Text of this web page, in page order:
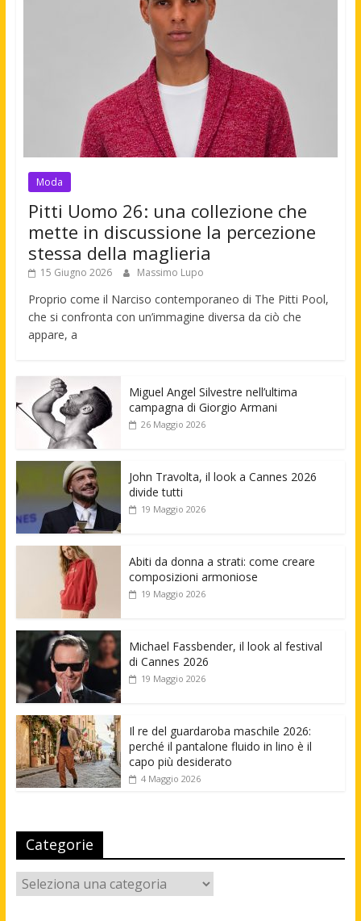
Moda
Pitti Uomo 26: una collezione che
mette in discussione la percezione
stessa della maglieria
15 Giugno 2026 Massimo Lupo
Proprio come il Narciso contemporaneo di The Pitti Pool,
che si confronta con un’immagine diversa da ciò che
appare, a
Miguel Angel Silvestre nell’ultima
campagna di Giorgio Armani
26 Maggio 2026
John Travolta, il look a Cannes 2026
divide tutti
19 Maggio 2026
Abiti da donna a strati: come creare
composizioni armoniose
19 Maggio 2026
Michael Fassbender, il look al festival
di Cannes 2026
19 Maggio 2026
Il re del guardaroba maschile 2026:
perché il pantalone fluido in lino è il
capo più desiderato
4 Maggio 2026
Categorie
Categorie